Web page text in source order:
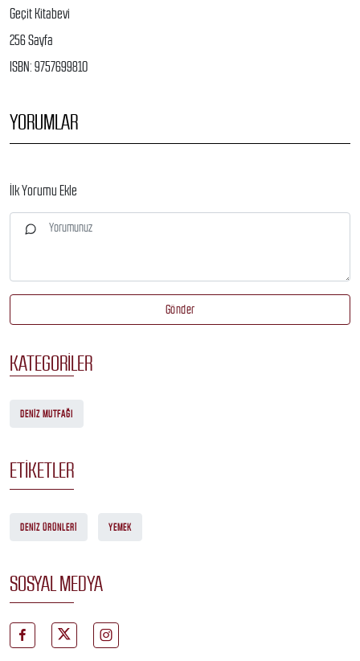
Geçit Kitabevi
256 Sayfa
ISBN: 9757699810
YORUMLAR
İlk Yorumu Ekle
Gönder
KATEGORILER
DENIZ MUTFAĞI
ETIKETLER
DENIZ ÜRÜNLERI YEMEK
SOSYAL MEDYA